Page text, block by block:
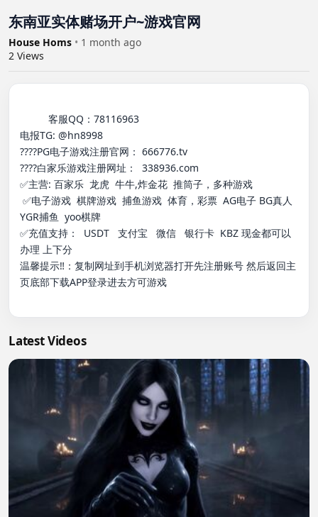
东南亚实体赌场开户~游戏官网
House Homs • 1 month ago
2 Views
电报TG: @hn8998
????PG电子游戏注册官网： 666776.tv
????白家乐游戏注册网址：  338936.com
✅主营: 百家乐  龙虎  牛牛,炸金花  推筒子，多种游戏
YGR捕鱼  yoo棋牌
✅充值支持：  USDT   支付宝   微信   银行卡  KBZ 现金都可以
办理 上下分
温馨提示‼：复制网址到手机浏览器打开先注册账号 然后返回主
页底部下载APP登录进去方可游戏
Latest Videos